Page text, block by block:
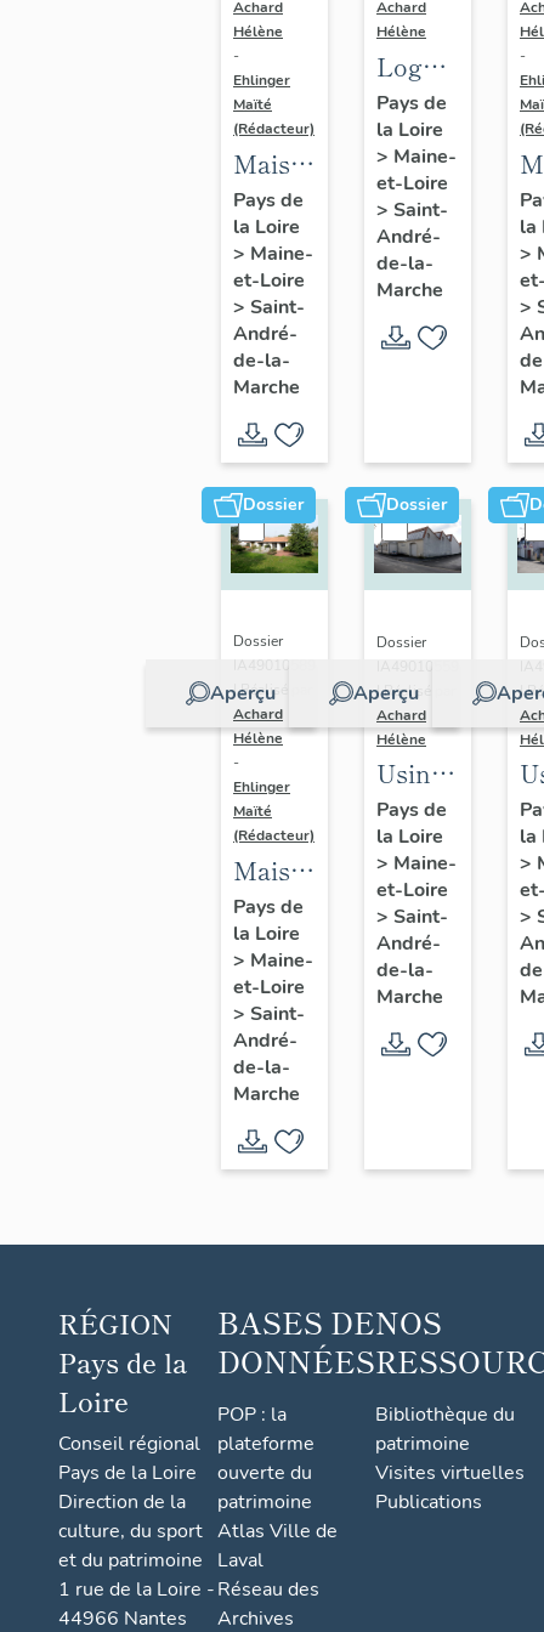
Achard
Hélène
-
Ehlinger
Maïté
(Rédacteur)
Maison
de
l'industriel
Victor
Ripoche
fondateur
de
l'usine
Morinière-
Ripoche,
15 rue
du
Calvaire,
André-
Marche
Pays de
la Loire
> Maine-
et-Loire
> Saint-
André-
de-la-
Marche
Achard
Hélène
Logements
ouvriers
de
l'usine
de
chaussures
Ripoche,
rue
Jeanne-
Pays de
la Loire
> Maine-
et-Loire
> Saint-
André-
de-la-
Marche
-
la
>
>
Dossier
Aperçu
Dossier
IA49010589
| Réalisé par
Achard
Hélène
-
Ehlinger
Maïté
(Rédacteur)
Maison
de
l'industriel
Christian
Chéné,
directeur
de
l'Usine
Chéné,
18 rue
Sacré-
Saint-
André-
de-la-
Marche
Pays de
la Loire
> Maine-
et-Loire
> Saint-
André-
de-la-
Marche
Dossier
Aperçu
Dossier
IA49010559
| Réalisé par
Achard
Hélène
Usine
de
chaussures
Morinière-
Ripoche,
actuel
Musée
des
métiers
Saint-
Pays de
la Loire
> Maine-
et-Loire
> Saint-
André-
de-la-
Marche
|
9
la
>
>
RÉGION
Pays de la
Loire
Conseil régional
Pays de la Loire
Direction de la
culture, du sport
et du patrimoine
1 rue de la Loire -
44966 Nantes
BASES DE
DONNÉES
POP : la
plateforme
ouverte du
patrimoine
Atlas Ville de
Laval
Réseau des
Archives
NOS
Bibliothèque du
patrimoine
Visites virtuelles
Publications